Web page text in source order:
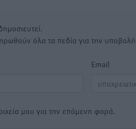
όλα τα πεδία για την
Email
μου για την επόμενη φορά.